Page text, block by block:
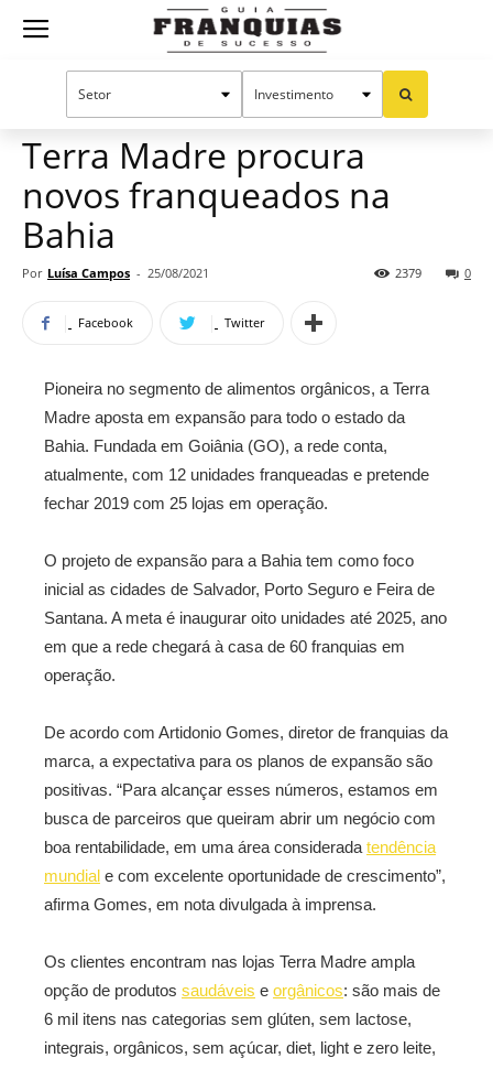
Guia
Mercado de franquias
Terra Madre procura
novos franqueados na
Bahia
Por Luísa Campos - 25/08/2021 0
2379
Facebook Twitter
Pioneira no segmento de alimentos orgânicos, a Terra
Madre aposta em expansão para todo o estado da
Bahia. Fundada em Goiânia (GO), a rede conta,
atualmente, com 12 unidades franqueadas e pretende
fechar 2019 com 25 lojas em operação.
O projeto de expansão para a Bahia tem como foco
inicial as cidades de Salvador, Porto Seguro e Feira de
Santana. A meta é inaugurar oito unidades até 2025, ano
em que a rede chegará à casa de 60 franquias em
operação.
De acordo com Artidonio Gomes, diretor de franquias da
marca, a expectativa para os planos de expansão são
positivas. “Para alcançar esses números, estamos em
busca de parceiros que queiram abrir um negócio com
boa rentabilidade, em uma área considerada tendência
mundial e com excelente oportunidade de crescimento”,
afirma Gomes, em nota divulgada à imprensa.
Os clientes encontram nas lojas Terra Madre ampla
opção de produtos saudáveis e orgânicos: são mais de
6 mil itens nas categorias sem glúten, sem lactose,
integrais, orgânicos, sem açúcar, diet, light e zero leite,